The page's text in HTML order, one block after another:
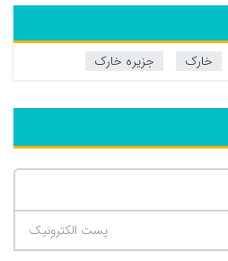
خارک جزیره خارک